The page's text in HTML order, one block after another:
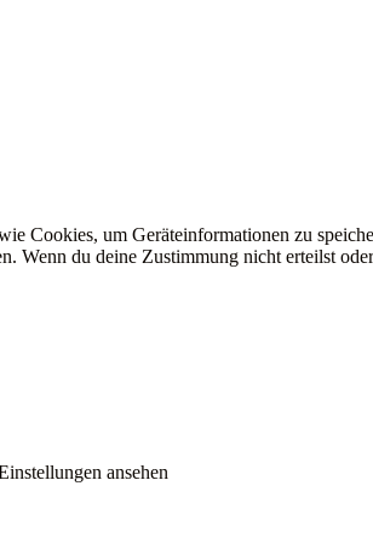
Cookies, um Geräteinformationen zu
Wenn du deine Zustimmung nicht erteilst
ansehen